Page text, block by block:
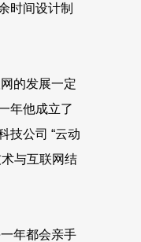
时间设计制
的发展一定
年他成立了
技公司 “云动
与互联网结
年都会亲手